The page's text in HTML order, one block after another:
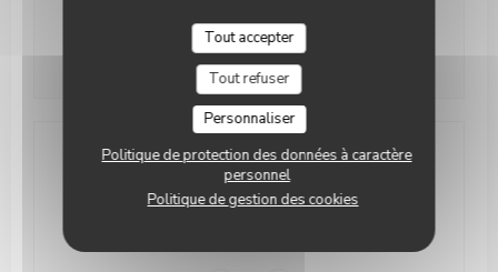
Tout accepter
Tout refuser
Personnaliser
Politique de protection des données à caractère
personnel
Politique de gestion des cookies
Adresse
26 20 11 63